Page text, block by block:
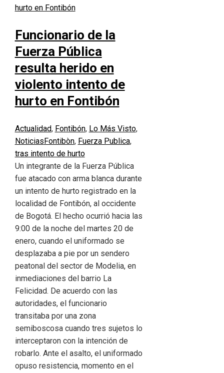
Funcionario de la
Fuerza Pública
resulta herido en
violento intento de
hurto en Fontibón
Actualidad, Fontibón, Lo Más Visto,
Noticias Fontibòn, Fuerza Publica,
tras intento de hurto
Un integrante de la Fuerza Pública
fue atacado con arma blanca durante
un intento de hurto registrado en la
localidad de Fontibón, al occidente
de Bogotá. El hecho ocurrió hacia las
9:00 de la noche del martes 20 de
enero, cuando el uniformado se
desplazaba a pie por un sendero
peatonal del sector de Modelia, en
inmediaciones del barrio La
Felicidad. De acuerdo con las
autoridades, el funcionario
transitaba por una zona
semiboscosa cuando tres sujetos lo
interceptaron con la intención de
robarlo. Ante el asalto, el uniformado
opuso resistencia, momento en el